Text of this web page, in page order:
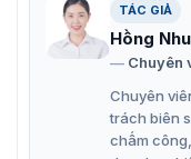
Xác thực bằng
Dung lượng thẻ
Dung lượng PIN
Độ dài mật mã
TÁC GIẢ
Hồng
Chuyên
Chuyên
trách biên
chấm